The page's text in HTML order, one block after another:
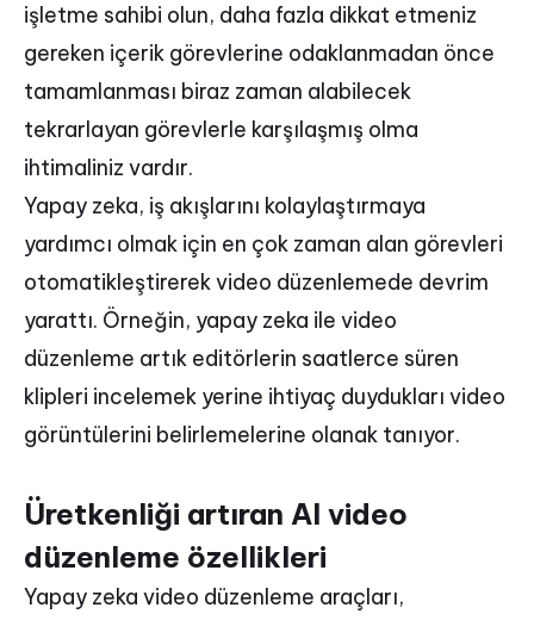
işletme sahibi olun, daha fazla dikkat etmeniz
gereken içerik görevlerine odaklanmadan önce
tamamlanması biraz zaman alabilecek
tekrarlayan görevlerle karşılaşmış olma
ihtimaliniz vardır.
Yapay zeka, iş akışlarını kolaylaştırmaya
yardımcı olmak için en çok zaman alan görevleri
otomatikleştirerek video düzenlemede devrim
yarattı. Örneğin, yapay zeka ile video
düzenleme artık editörlerin saatlerce süren
klipleri incelemek yerine ihtiyaç duydukları video
görüntülerini belirlemelerine olanak tanıyor.
Üretkenliği artıran AI video
düzenleme özellikleri
Yapay zeka video düzenleme araçları,